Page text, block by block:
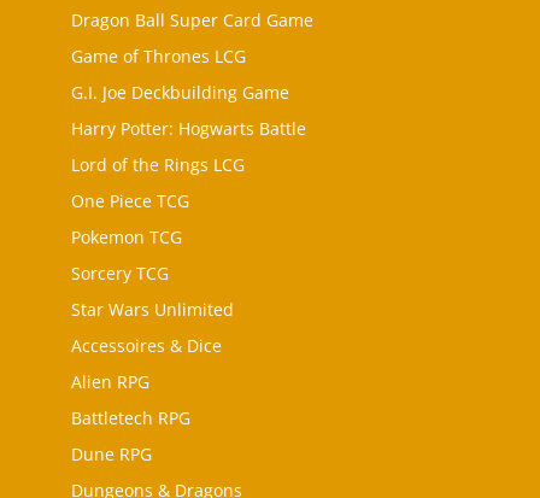
Dragon Ball Super Card Game
Game of Thrones LCG
G.I. Joe Deckbuilding Game
Harry Potter: Hogwarts Battle
Lord of the Rings LCG
One Piece TCG
Pokemon TCG
Sorcery TCG
Star Wars Unlimited
Accessoires & Dice
Alien RPG
Battletech RPG
Dune RPG
Dungeons & Dragons